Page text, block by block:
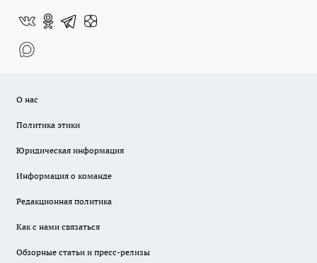
О нас
Политика этики
Юридическая информация
Информация о команде
Редакционная политика
Как с нами связаться
Обзорные статьи и пресс-релизы